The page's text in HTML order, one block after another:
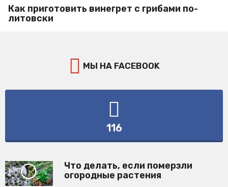
Как приготовить винегрет с грибами по-
литовски
МЫ НА FACEBOOK
116
Что делать, если померзли
огородные растения